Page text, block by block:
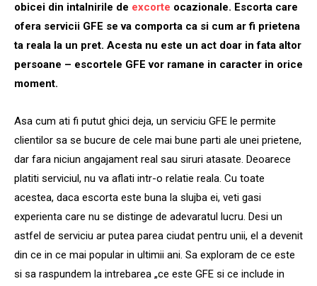
obicei din intalnirile de excorte ocazionale. Escorta care
ofera servicii GFE se va comporta ca si cum ar fi prietena
ta reala la un pret. Acesta nu este un act doar in fata altor
persoane – escortele GFE vor ramane in caracter in orice
moment.
Asa cum ati fi putut ghici deja, un serviciu GFE le permite
clientilor sa se bucure de cele mai bune parti ale unei prietene,
dar fara niciun angajament real sau siruri atasate. Deoarece
platiti serviciul, nu va aflati intr-o relatie reala. Cu toate
acestea, daca escorta este buna la slujba ei, veti gasi
experienta care nu se distinge de adevaratul lucru. Desi un
astfel de serviciu ar putea parea ciudat pentru unii, el a devenit
din ce in ce mai popular in ultimii ani. Sa exploram de ce este
si sa raspundem la intrebarea „ce este GFE si ce include in